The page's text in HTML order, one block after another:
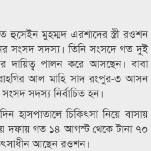
হুসেইন মুহম্মদ এরশাদের স্ত্রী রওশন
সংসদ সদস্য। তিনি সংসদে গত দুই
দায়িত্ব পালন করে আসছেন। বাবা
আল মাহি সাদ রংপুর-৩ আসন
সদস্য নির্বাচিত হন।
হাসপাতালে চিকিৎসা নিয়ে বাসায়
দফায় গত ১৪ আগস্ট থেকে টানা ৭০
আছেন রওশন।